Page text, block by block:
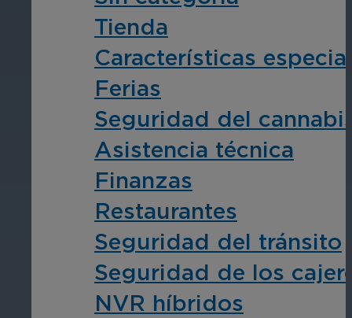
Tienda
Características
Ferias
Seguridad del
Asistencia técnica
Finanzas
Restaurantes
Seguridad del tránsito
Seguridad de los
NVR híbridos